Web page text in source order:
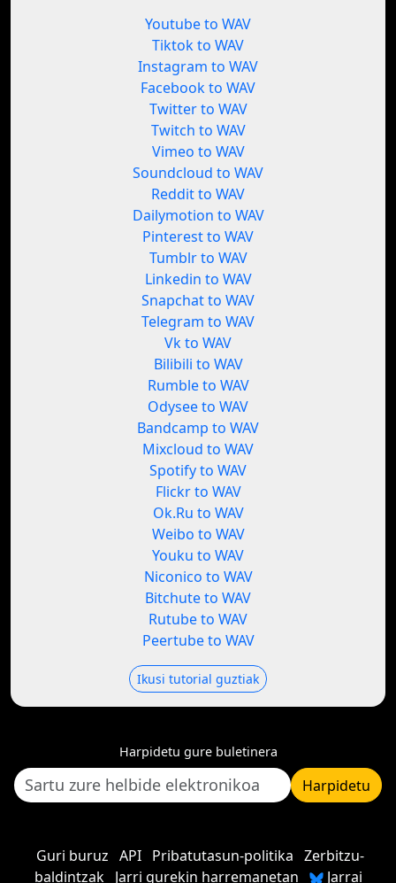
Youtube to WAV
Tiktok to WAV
Instagram to WAV
Facebook to WAV
Twitter to WAV
Twitch to WAV
Vimeo to WAV
Soundcloud to WAV
Reddit to WAV
Dailymotion to WAV
Pinterest to WAV
Tumblr to WAV
Linkedin to WAV
Snapchat to WAV
Telegram to WAV
Vk to WAV
Bilibili to WAV
Rumble to WAV
Odysee to WAV
Bandcamp to WAV
Mixcloud to WAV
Spotify to WAV
Flickr to WAV
Ok.Ru to WAV
Weibo to WAV
Youku to WAV
Niconico to WAV
Bitchute to WAV
Rutube to WAV
Peertube to WAV
Ikusi tutorial guztiak
Harpidetu gure buletinera
Harpidetu
Guri buruz API Pribatutasun-politika Zerbitzu-
baldintzak
Jarri gurekin harremanetan Jarrai